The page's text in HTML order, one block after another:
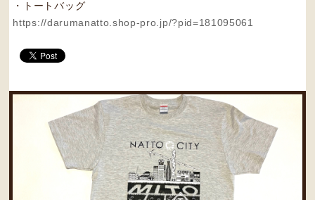
・トートバッグ
https://darumanatto.shop-pro.jp/?pid=181095061